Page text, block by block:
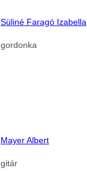
Süliné Faragó Izabella
gordonka
Mayer Albert
gitár